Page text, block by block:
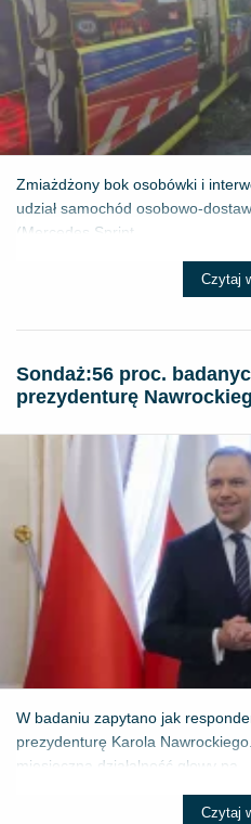
Zmiażdżony bok osobówki i
udział samochód osobowo-
(Mercedes Sprint...
Czytaj
​Sondaż:56 proc.
prezydenturę
W badaniu zapytano jak
prezydenturę Karola
miesięczną działalność głowy pa...
Czytaj